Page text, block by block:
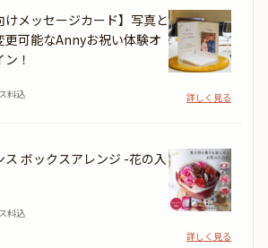
けメッセージカード】写真と
更可能なAnnyお祝い体験オ
！
料込
詳しく見る
ス ボックスアレンジ -花の入
料込
詳しく見る